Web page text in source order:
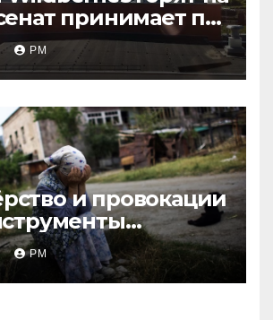
принимает по
РМ
и провокации
политики
РМ